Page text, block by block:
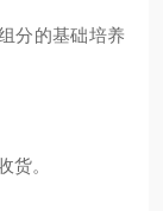
分的基础培养
货。